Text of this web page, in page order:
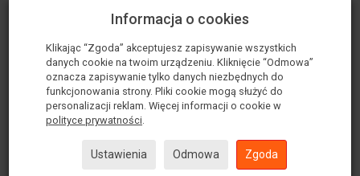
Produkt wysyłamy w ciągu 24-72h.
Dostawa
w 24-72h
Gwarancja
Przez 1 rok
When a ½ rack is all you need to haul your adventure gear,
toys, and cargo to where only your Jeep Wrangler JL 2
Door (2018-Current) can go this Slimline II 1/2 Roof Rack
Informacja o cookies
Klikając “Zgoda” akceptujesz zapisywanie wszystkich
danych cookie na twoim urządzeniu. Kliknięcie “Odmowa”
oznacza zapisywanie tylko danych niezbędnych do
funkcjonowania strony. Pliki cookie mogą służyć do
personalizacji reklam. Więcej informacji o cookie w
polityce prywatności.
Ustawienia Odmowa Zgoda